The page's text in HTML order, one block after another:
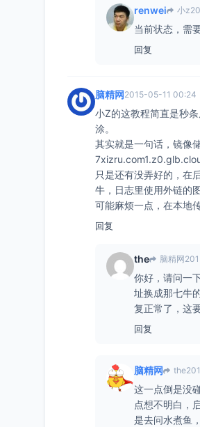
renwei 小z
当前状态，需
回复
脑精网2015-05-11 00:24
小Z的这教程简直是秒
涂。
其实就是一句话，镜像
只是还有没弄好的，在
牛，日志里使用外链的
可能麻烦一点，在本地
回复
the 脑精网
你好，请问一
址换成那七牛
复正常了，这
回复
脑精网 the
这一点倒是没
点想不明白，
是去问水煮鱼